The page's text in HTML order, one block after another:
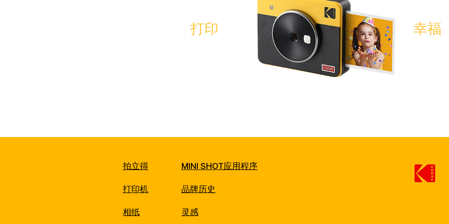
打印 幸福
拍立得 MINI SHOT应用程序
打印机 品牌历史
相纸 灵感